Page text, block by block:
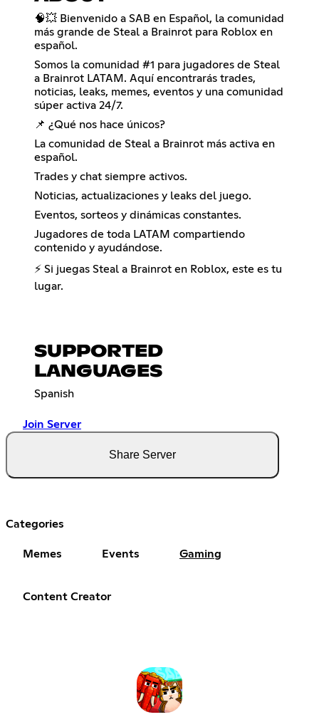
🧠💥 Bienvenido a SAB en Español, la comunidad
más grande de Steal a Brainrot para Roblox en
español.
Somos la comunidad #1 para jugadores de Steal
a Brainrot LATAM. Aquí encontrarás trades,
noticias, leaks, memes, eventos y una comunidad
súper activa 24/7.
📌 ¿Qué nos hace únicos?
La comunidad de Steal a Brainrot más activa en
español.
Trades y chat siempre activos.
Noticias, actualizaciones y leaks del juego.
Eventos, sorteos y dinámicas constantes.
Jugadores de toda LATAM compartiendo
contenido y ayudándose.
⚡ Si juegas Steal a Brainrot en Roblox, este es tu
lugar.
SUPPORTED
LANGUAGES
Spanish
Join Server
Share Server
Categories
Memes Events Gaming
Content Creator